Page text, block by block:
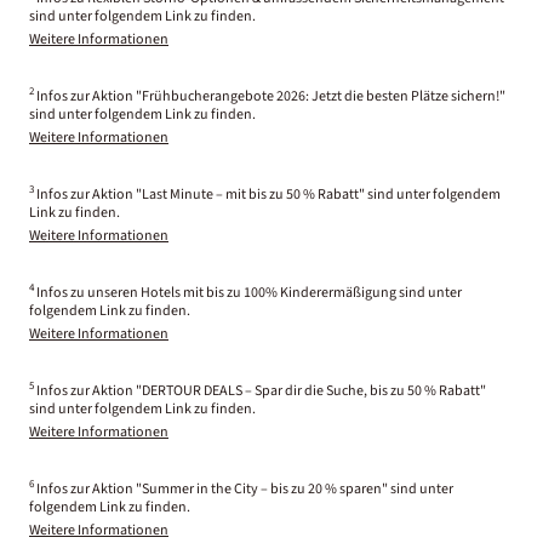
sind unter folgendem Link zu finden.
Weitere Informationen
2 Infos zur Aktion "Frühbucherangebote 2026: Jetzt die besten Plätze sichern!"
sind unter folgendem Link zu finden.
Weitere Informationen
3 Infos zur Aktion "Last Minute – mit bis zu 50 % Rabatt" sind unter folgendem
Link zu finden.
Weitere Informationen
4 Infos zu unseren Hotels mit bis zu 100% Kinderermäßigung sind unter
folgendem Link zu finden.
Weitere Informationen
5 Infos zur Aktion "DERTOUR DEALS – Spar dir die Suche, bis zu 50 % Rabatt"
sind unter folgendem Link zu finden.
Weitere Informationen
6 Infos zur Aktion "Summer in the City – bis zu 20 % sparen" sind unter
folgendem Link zu finden.
Weitere Informationen